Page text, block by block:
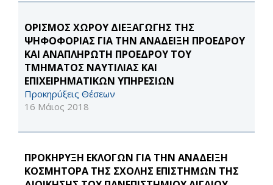
ΟΡΙΣΜΟΣ ΧΩΡΟΥ ΔΙΕΞΑΓΩΓΗΣ ΤΗΣ
ΨΗΦΟΦΟΡΙΑΣ ΓΙΑ ΤΗΝ ΑΝΑΔΕΙΞΗ ΠΡΟΕΔΡΟΥ
ΚΑΙ ΑΝΑΠΛΗΡΩΤΗ ΠΡΟΕΔΡΟΥ ΤΟΥ
ΤΜΗΜΑΤΟΣ ΝΑΥΤΙΛΙΑΣ ΚΑΙ
ΕΠΙΧΕΙΡΗΜΑΤΙΚΩΝ ΥΠΗΡΕΣΙΩΝ
Προκηρύξεις Θέσεων
16 Μάιος 2018
ΠΡΟΚΗΡΥΞΗ ΕΚΛΟΓΩΝ ΓΙΑ ΤΗΝ ΑΝΑΔΕΙΞΗ
ΚΟΣΜΗΤΟΡΑ ΤΗΣ ΣΧΟΛΗΣ ΕΠΙΣΤΗΜΩΝ ΤΗΣ